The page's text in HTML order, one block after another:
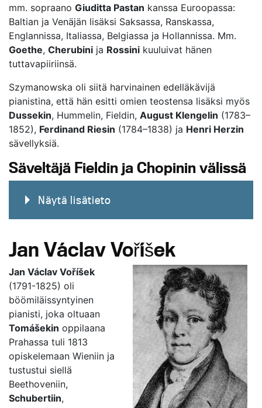
mm. sopraano Giuditta Pastan kanssa Euroopassa:
Baltian ja Venäjän lisäksi Saksassa, Ranskassa,
Englannissa, Italiassa, Belgiassa ja Hollannissa. Mm.
Goethe, Cherubini ja Rossini kuuluivat hänen
tuttavapiiriinsä.
Szymanowska oli siitä harvinainen edelläkävijä
pianistina, että hän esitti omien teostensa lisäksi myös
Dussekin, Hummelin, Fieldin, August Klengelin (1783–
1852), Ferdinand Riesin (1784–1838) ja Henri Herzin
sävellyksiä.
Säveltäjä Fieldin ja Chopinin välissä
Näytä lisätieto
Jan Václav Voříšek
Jan Václav Voříšek
(1791-1825) oli
böömiläissyntyinen
pianisti, joka oltuaan
Tomášekin oppilaana
Prahassa tuli 1813
opiskelemaan Wieniin ja
tustustui siellä
Beethoveniin,
Schubertiin,